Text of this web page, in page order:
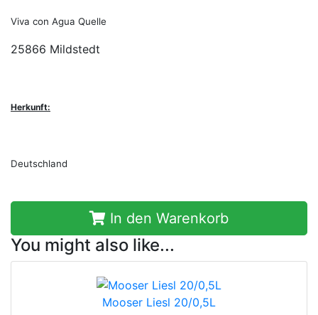
Viva con Agua Quelle
25866 Mildstedt
Herkunft:
Deutschland
In den Warenkorb
You might also like...
Mooser Liesl 20/0,5L